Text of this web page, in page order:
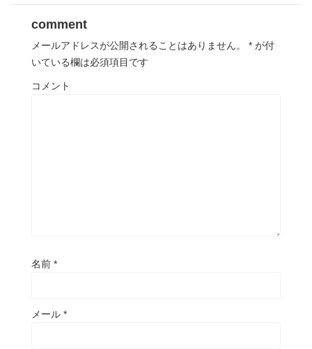
comment
メールアドレスが公開されることはありません。 * が付
いている欄は必須項目です
コメント
名前 *
メール *